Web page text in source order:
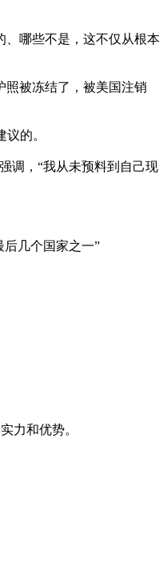
哪些不是，这不仅从根本
被冻结了，被美国注销
的。
调，“我从未预料到自己现
几个国家之一”
力和优势。